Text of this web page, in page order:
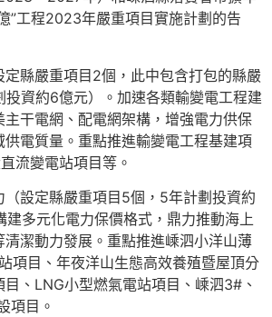
”工程2023年嚴重項目實施計劃的告
縣嚴重項目2個，此中包含打包的縣嚴
投資約6億元）。加速各類輸變電工程建
干電網、配電網架構，增強電力供保
電質量。重點推進輸變電工程基建項
流變電站項目等。
（設定縣嚴重項目5個，5年計劃投資約
多元化電力保價格式，鼎力推動海上
清潔動力發展。重點推進嵊泗小洋山薄
項目、年夜洋山生態高效養殖暨屋頂分
、LNG小型燃氣電站項目、嵊泗3#、
項目。